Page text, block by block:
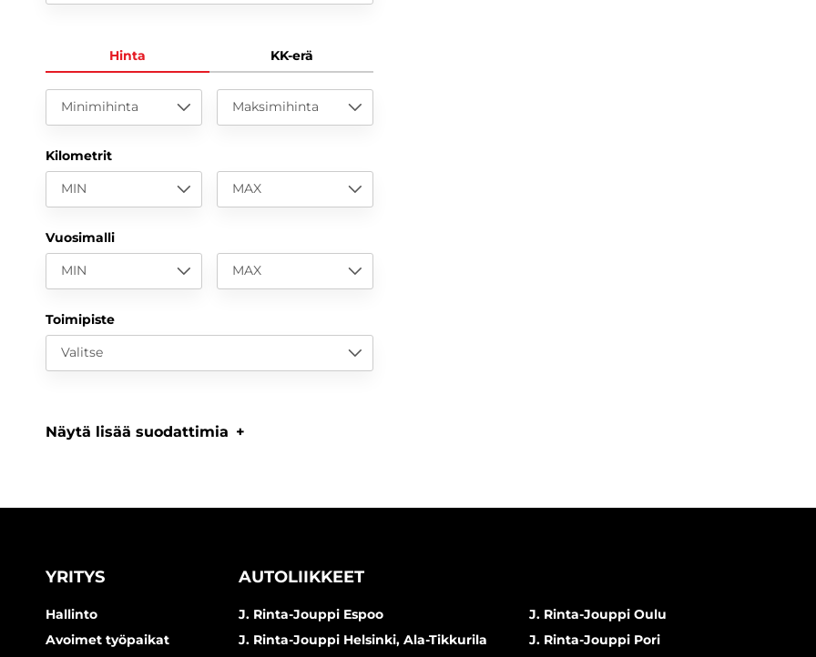
Hinta KK-erä
Minimihinta Maksimihinta
Kilometrit
MIN MAX
Vuosimalli
MIN MAX
Toimipiste
Valitse
Näytä lisää suodattimia
YRITYS
Hallinto
Avoimet työpaikat
AUTOLIIKKEET
J. Rinta-Jouppi Espoo
J. Rinta-Jouppi Helsinki, Ala-Tikkurila
J. Rinta-Jouppi Oulu
J. Rinta-Jouppi Pori